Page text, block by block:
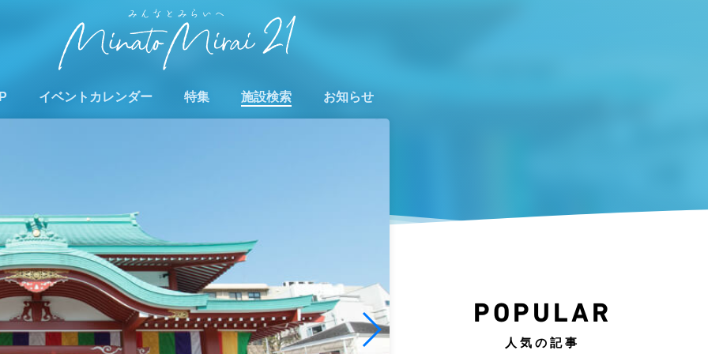
イベントカレンダー 特集 施設検索 お知らせ
POPULAR
人気の記事